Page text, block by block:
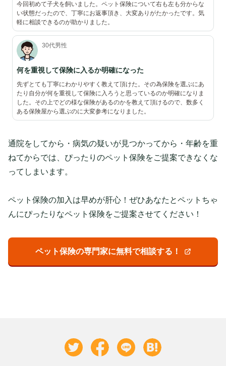
今回初めて子犬を飼いました。ペット保険について右も左も分からな
い状態だったので、丁寧にお返事頂き、大変ありがたかったです。気
軽に相談できるのが助かりました。
30代男性
何を重視して保険に入るか明確になった
先ずとても丁寧にわかりやすく教えて頂けた。その為保険を選ぶにあ
たり自分が何を重視して保険に入ろうと思っているのか明確になりま
した。その上でどの様な保険があるのかを教えて頂けるので、数多く
ある保険屋から選ぶのに大変参考になりました。
通院をしてから・病気の疑いが見つかってから・年齢を重
ねてからでは、ぴったりのペット保険をご提案できなくな
ってしまいます。
ペット保険の加入は早めが肝心！ぜひあなたとペットちゃ
んにぴったりなペット保険をご提案させてください！
ペット保険の専門家に無料で相談する！